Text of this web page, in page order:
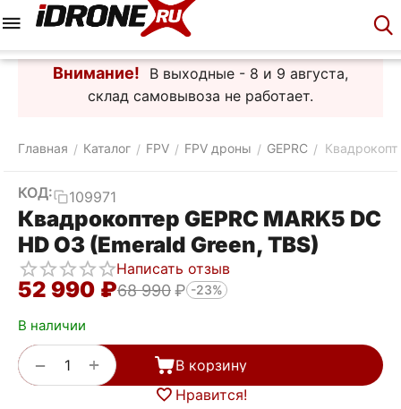
Внимание!
В выходные - 8 и 9 августа,
склад самовывоза не работает.
Главная / Каталог / FPV / FPV дроны / GEPRC /
КОД: 109971
Квадрокоптер GEPRC MARK5 DC
HD O3 (Emerald Green, TBS)
Написать отзыв
52 990 ₽68 990₽ -23%
В наличии
+
−
В корзину
Нравится!
Корзина